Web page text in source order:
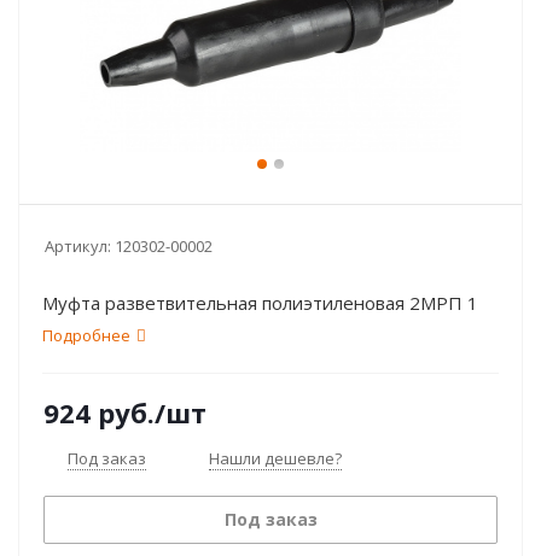
Артикул: 120302-00002
Муфта разветвительная полиэтиленовая 2МРП 1
Подробнее
924 руб./шт
Под заказ Нашли дешевле?
Под заказ